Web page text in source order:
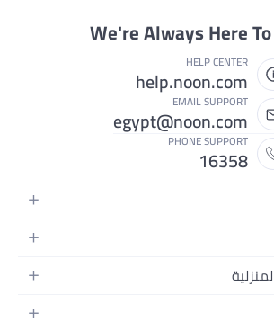
We're Always Here
HELP CENTER
help.noon.com
EMAIL SUPPORT
egypt@noon.com
PHONE SUPPORT
16358